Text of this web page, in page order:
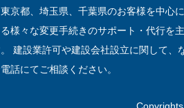
京都、埼玉県、千葉県のお客様を中心
様々な変更手続きのサポート・代行を
建設業許可や建設会社設立に関して、
話にてご相談ください。